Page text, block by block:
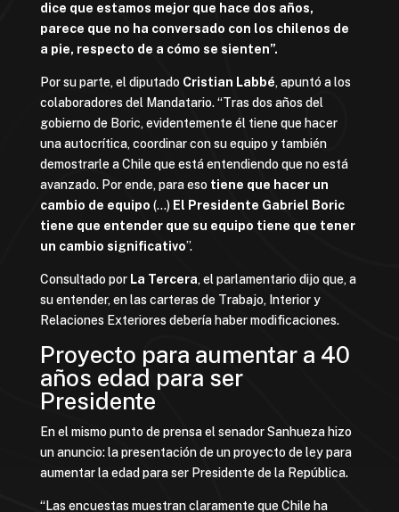
dice que estamos mejor que hace dos años,
parece que no ha conversado con los chilenos de
a pie, respecto de a cómo se sienten”.
Por su parte, el diputado Cristian Labbé, apuntó a los
colaboradores del Mandatario. “Tras dos años del
gobierno de Boric, evidentemente él tiene que hacer
una autocrítica, coordinar con su equipo y también
demostrarle a Chile que está entendiendo que no está
avanzado. Por ende, para eso tiene que hacer un
cambio de equipo (…)El Presidente Gabriel Boric
tiene que entender que su equipo tiene que tener
un cambio significativo”.
Consultado por La Tercera, el parlamentario dijo que, a
su entender, en las carteras de Trabajo, Interior y
Relaciones Exteriores debería haber modificaciones.
Proyecto para aumentar a 40
años edad para ser
Presidente
En el mismo punto de prensa el senador Sanhueza hizo
un anuncio: la presentación de un proyecto de ley para
aumentar la edad para ser Presidente de la República.
“Las encuestas muestran claramente que Chile ha